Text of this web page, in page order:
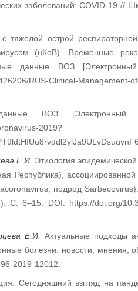
заболеваний: COVID-19 //
тяжелой острой
(нКоВ). Временные
данные ВОЗ
RUS-Clinical-Management-
ВОЗ [Электронный
2019?
Е.И Этиология
Республика),
подрод
С. 6–15. DOI: https://doi.org/
Е.И.
Актуальные подходы
болезни: новости, мнения,
2019-12012.
Сегодняшний взгляд на